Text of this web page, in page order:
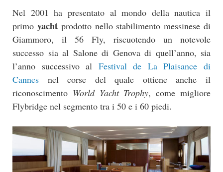
Nel 2001 ha presentato al mondo della nautica il
primo yachtprodotto nello stabilimento messinese di
Giammoro, il 56 Fly, riscuotendo un notevole
successo sia al Salone di Genova di quell’anno, sia
l’anno successivo al Festival de La Plaisance di
Cannes nel corse del quale ottiene anche il
riconoscimento World Yacht Trophy, come migliore
Flybridge nel segmento tra i 50 e i 60 piedi.